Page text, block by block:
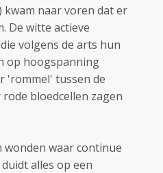
kwam naar voren dat er
De witte actieve
volgens de arts hun
op hoogspanning
'rommel' tussen de
bloedcellen zagen
wonden waar continue
alles op een